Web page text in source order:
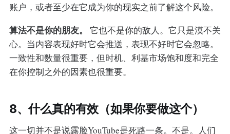
账户，或者至少在它成为你的现实之前了解这个风险。
算法不是你的朋友。
它也不是你的敌人。它只是漠不关
心。当内容表现好时它会推送，表现不好时它会忽略。
一致性和数量很重要，但时机、利基市场饱和度和完全
在你控制之外的因素也很重要。
8、什么真的有效（如果你要做这个）
这一切并不是说露脸YouTube是死路一条。不是。人们